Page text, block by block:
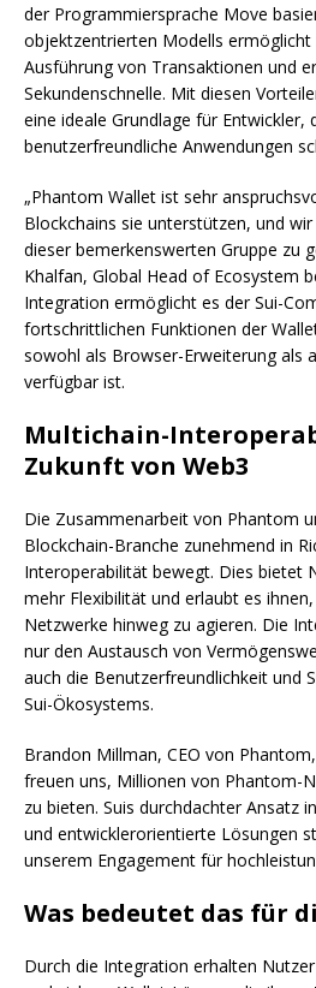
der Programmiersprache Move
objektzentrierten Modells ermöglicht
Ausführung von Transaktionen und
Sekundenschnelle. Mit diesen
eine ideale Grundlage für Entwickler,
benutzerfreundliche Anwendungen
„Phantom Wallet ist sehr
Blockchains sie unterstützen, und
dieser bemerkenswerten Gruppe zu
Khalfan, Global Head of Ecosystem
Integration ermöglicht es der Sui-
fortschrittlichen Funktionen der
sowohl als Browser-Erweiterung als
verfügbar ist.
Multichain-
Zukunft von Web3
Die Zusammenarbeit von Phantom
Blockchain-Branche zunehmend in
Interoperabilität bewegt. Dies bietet
mehr Flexibilität und erlaubt es
Netzwerke hinweg zu agieren. Die
nur den Austausch von
auch die Benutzerfreundlichkeit und
Sui-Ökosystems.
Brandon Millman, CEO von
freuen uns, Millionen von Phantom-
zu bieten. Suis durchdachter Ansatz
und entwicklerorientierte Lösungen
unserem Engagement für
Was bedeutet das für
Durch die Integration erhalten